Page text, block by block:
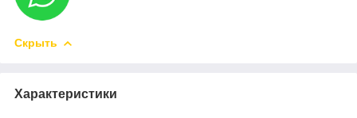
Скрыть
Характеристики